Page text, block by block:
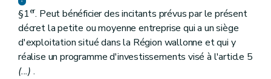
§1er. Peut bénéficier des incitants prévus par le présent
décret la petite ou moyenne entreprise qui a un siège
d'exploitation situé dans la Région wallonne et qui y
réalise un programme d'investissements visé à l'article 5
(...) .